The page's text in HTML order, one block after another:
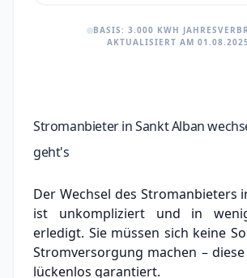
BASIS: 3.000 KWH
AKTUALISIERT AM
Stromanbieter in Sankt Alban
geht's
Der Wechsel des Stromanbieters
ist unkompliziert und in
erledigt. Sie müssen sich keine
Stromversorgung machen –
lückenlos garantiert.